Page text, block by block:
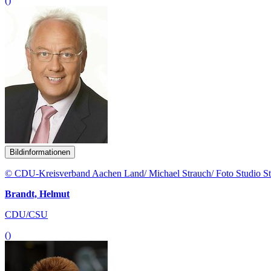
Bildinformationen
© CDU-Kreisverband Aachen Land/ Michael Strauch/ Foto Studio
Brandt, Helmut
CDU/CSU
()